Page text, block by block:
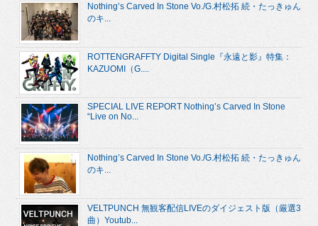
Nothing’s Carved In Stone Vo./G.村松拓 続・たっきゅん
のキ...
ROTTENGRAFFTY Digital Single『永遠と影』特集：
KAZUOMI（G....
SPECIAL LIVE REPORT Nothing’s Carved In Stone
“Live on No...
Nothing’s Carved In Stone Vo./G.村松拓 続・たっきゅん
のキ...
VELTPUNCH 無観客配信LIVEのダイジェスト版（厳選3
曲）Youtub...